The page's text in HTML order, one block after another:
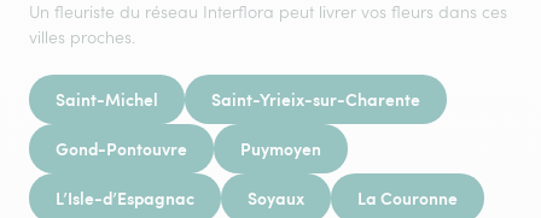
Un fleuriste du réseau Interflora peut livrer vos fleurs dans ces
villes proches.
Saint-Michel Saint-Yrieix-sur-Charente
Gond-Pontouvre Puymoyen
L’Isle-d’Espagnac Soyaux La Couronne